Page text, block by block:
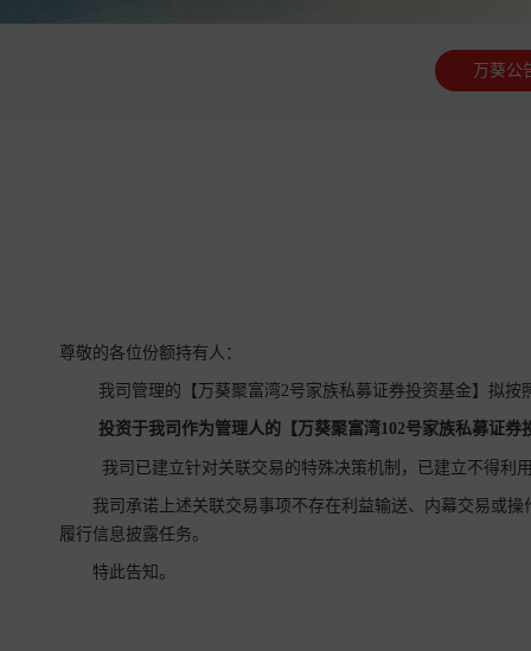
万葵公
尊敬的各位份额持有人：
我司管理的【万葵聚富湾2号家族私募证券投资基金】拟
投资于我司作为管理人的【万葵聚富湾102号家族私募证券
我司已建立针对关联交易的特殊决策机制，已建立不得利
我司承诺上述关联交易事项不存在利益输送、内幕交易或
履行信息披露任务。
特此告知。